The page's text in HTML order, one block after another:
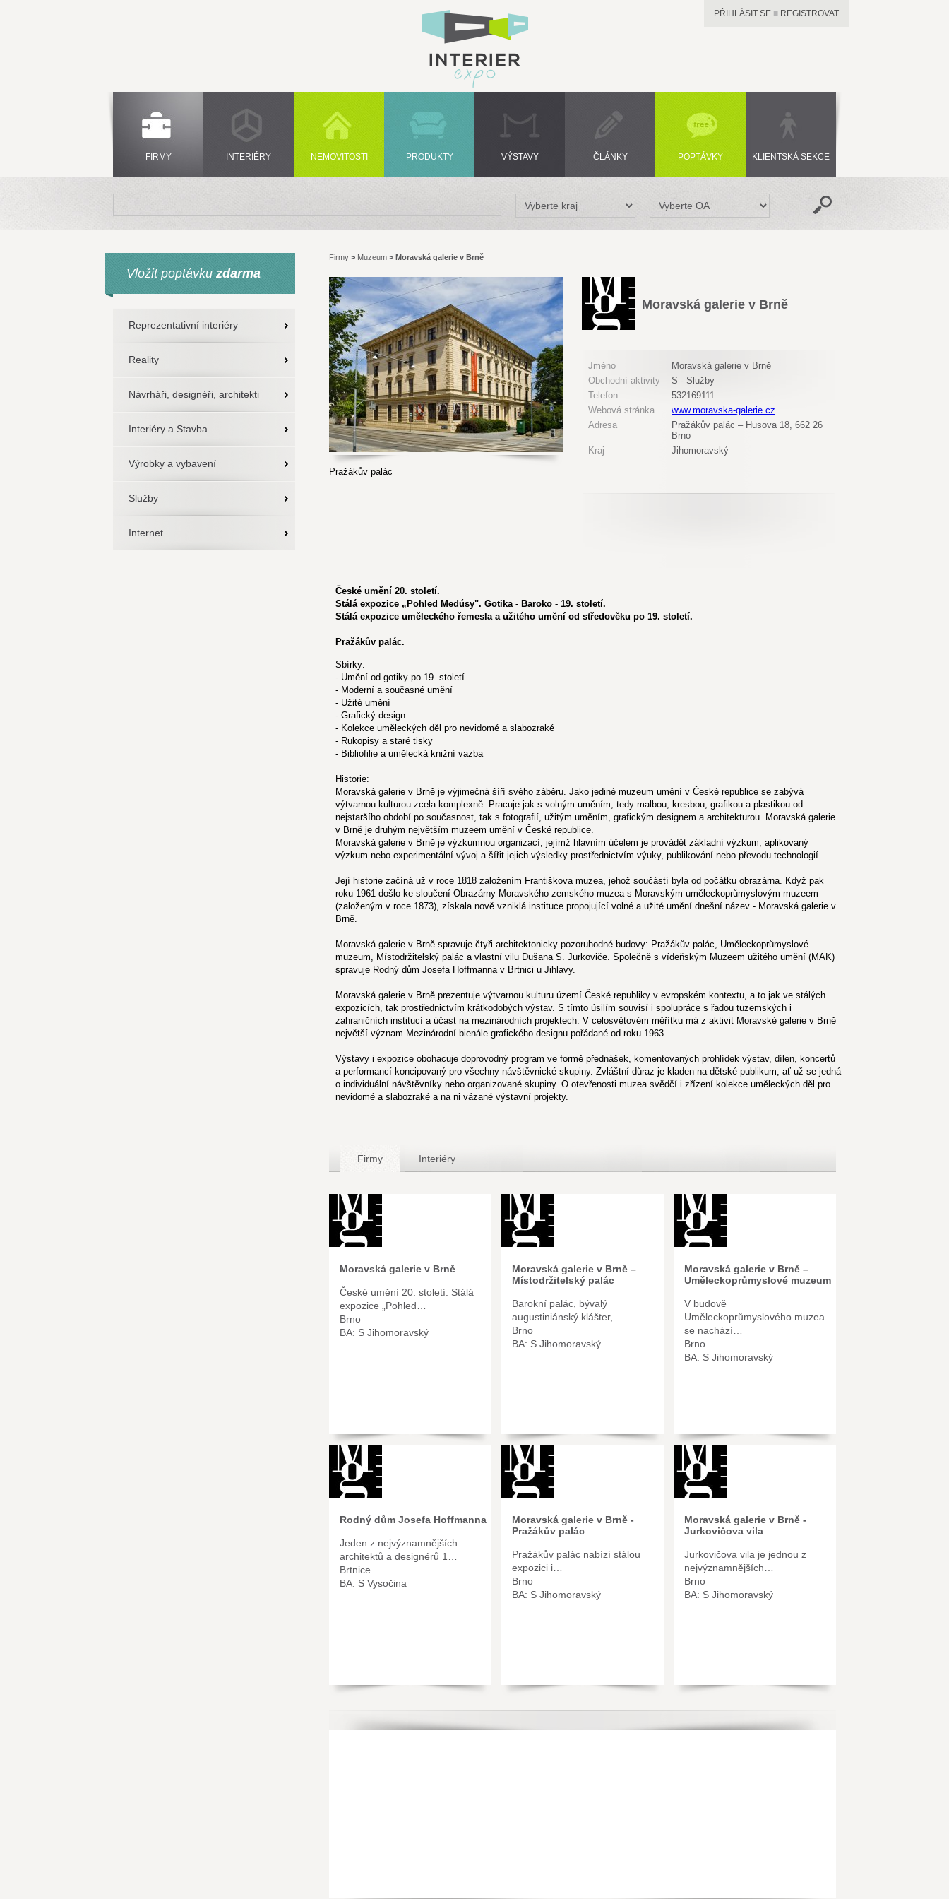
PŘIHLÁSIT SE ■ REGISTROVAT
FIRMY INTERIÉRY NEMOVITOSTI PRODUKTY VÝSTAVY ČLÁNKY POPTÁVKY KLIENTSKÁ SEKCE
Vložit poptávku zdarma
Reprezentativní interiéry
Reality
Návrháři, designéři, architekti
Interiéry a Stavba
Výrobky a vybavení
Služby
Internet
Firmy > Muzeum > Moravská galerie v Brně
Pražákův palác
Moravská galerie v Brně
Jméno
Moravská galerie v Brně
Obchodní aktivity
S - Služby
Telefon
532169111
Webová stránka
www.moravska-galerie.cz
Adresa
Pražákův palác – Husova 18, 662 26
Brno
Kraj
Jihomoravský
České umění 20. století.
Stálá expozice „Pohled Medúsy". Gotika - Baroko - 19. století.
Stálá expozice uměleckého řemesla a užitého umění od středověku po 19. století.
Pražákův palác.
Sbírky:
- Umění od gotiky po 19. století
- Moderní a současné umění
- Užité umění
- Grafický design
- Kolekce uměleckých děl pro nevidomé a slabozraké
- Rukopisy a staré tisky
- Bibliofilie a umělecká knižní vazba
Historie:
Moravská galerie v Brně je výjimečná šíří svého záběru. Jako jediné muzeum umění v České republice se zabývá
výtvarnou kulturou zcela komplexně. Pracuje jak s volným uměním, tedy malbou, kresbou, grafikou a plastikou od
nejstaršího období po současnost, tak s fotografií, užitým uměním, grafickým designem a architekturou. Moravská galerie
v Brně je druhým největším muzeem umění v České republice.
Moravská galerie v Brně je výzkumnou organizací, jejímž hlavním účelem je provádět základní výzkum, aplikovaný
výzkum nebo experimentální vývoj a šířit jejich výsledky prostřednictvím výuky, publikování nebo převodu technologií.
Její historie začíná už v roce 1818 založením Františkova muzea, jehož součástí byla od počátku obrazárna. Když pak
roku 1961 došlo ke sloučení Obrazárny Moravského zemského muzea s Moravským uměleckoprůmyslovým muzeem
(založeným v roce 1873), získala nově vzniklá instituce propojující volné a užité umění dnešní název - Moravská galerie v
Brně.
Moravská galerie v Brně spravuje čtyři architektonicky pozoruhodné budovy: Pražákův palác, Uměleckoprůmyslové
muzeum, Místodržitelský palác a vlastní vilu Dušana S. Jurkoviče. Společně s vídeňským Muzeem užitého umění (MAK)
spravuje Rodný dům Josefa Hoffmanna v Brtnici u Jihlavy.
Moravská galerie v Brně prezentuje výtvarnou kulturu území České republiky v evropském kontextu, a to jak ve stálých
expozicích, tak prostřednictvím krátkodobých výstav. S tímto úsilím souvisí i spolupráce s řadou tuzemských i
zahraničních institucí a účast na mezinárodních projektech. V celosvětovém měřítku má z aktivit Moravské galerie v Brně
největší význam Mezinárodní bienále grafického designu pořádané od roku 1963.
Výstavy i expozice obohacuje doprovodný program ve formě přednášek, komentovaných prohlídek výstav, dílen, koncertů
a performancí koncipovaný pro všechny návštěvnické skupiny. Zvláštní důraz je kladen na dětské publikum, ať už se jedná
o individuální návštěvníky nebo organizované skupiny. O otevřenosti muzea svědčí i zřízení kolekce uměleckých děl pro
nevidomé a slabozraké a na ni vázané výstavní projekty.
Firmy Interiéry
Moravská galerie v Brně
České umění 20. století. Stálá
expozice „Pohled…
Brno
BA: S Jihomoravský
Moravská galerie v Brně –
Místodržitelský palác
Barokní palác, bývalý
augustiniánský klášter,…
Brno
BA: S Jihomoravský
Moravská galerie v Brně –
Uměleckoprůmyslové muzeum
V budově
Uměleckoprůmyslového muzea
se nachází…
Brno
BA: S Jihomoravský
Rodný dům Josefa Hoffmanna
Jeden z nejvýznamnějších
architektů a designérů 1…
Brtnice
BA: S Vysočina
Moravská galerie v Brně -
Pražákův palác
Pražákův palác nabízí stálou
expozici i…
Brno
BA: S Jihomoravský
Moravská galerie v Brně -
Jurkovičova vila
Jurkovičova vila je jednou z
nejvýznamnějších…
Brno
BA: S Jihomoravský